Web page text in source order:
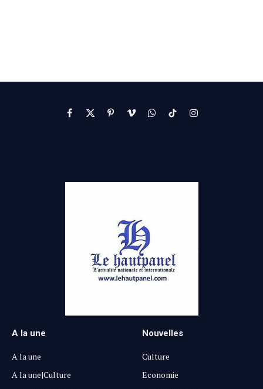
Facebook
X
PinterestVimeoWhatsApp
TikTokInstagram
A la une
A la une
A la une|Culture
Nouvelles
Culture
Economie